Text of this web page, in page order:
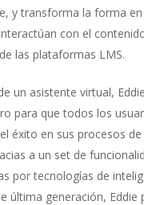
y transforma la forma
con el
las plataformas LMS.
un asistente virtual,
para que todos los
éxito en sus procesos
a un set de
por tecnologías de
última generación, Eddie